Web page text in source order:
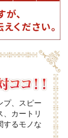
プ、スピー
、カートリ
するモノな